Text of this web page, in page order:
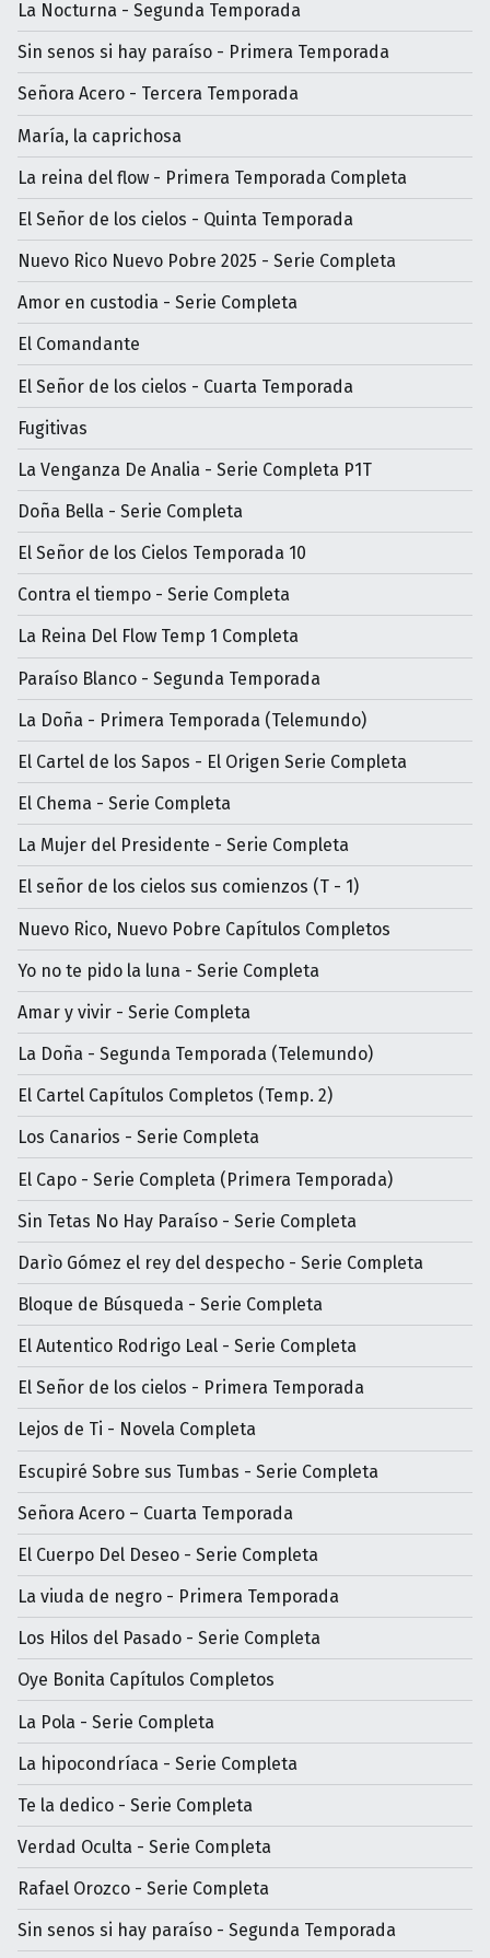
La Nocturna - Segunda Temporada
Sin senos si hay paraíso - Primera Temporada
Señora Acero - Tercera Temporada
María, la caprichosa
La reina del flow - Primera Temporada Completa
El Señor de los cielos - Quinta Temporada
Nuevo Rico Nuevo Pobre 2025 - Serie Completa
Amor en custodia - Serie Completa
El Comandante
El Señor de los cielos - Cuarta Temporada
Fugitivas
La Venganza De Analia - Serie Completa P1T
Doña Bella - Serie Completa
El Señor de los Cielos Temporada 10
Contra el tiempo - Serie Completa
La Reina Del Flow Temp 1 Completa
Paraíso Blanco - Segunda Temporada
La Doña - Primera Temporada (Telemundo)
El Cartel de los Sapos - El Origen Serie Completa
El Chema - Serie Completa
La Mujer del Presidente - Serie Completa
El señor de los cielos sus comienzos (T - 1)
Nuevo Rico, Nuevo Pobre Capítulos Completos
Yo no te pido la luna - Serie Completa
Amar y vivir - Serie Completa
La Doña - Segunda Temporada (Telemundo)
El Cartel Capítulos Completos (Temp. 2)
Los Canarios - Serie Completa
El Capo - Serie Completa (Primera Temporada)
Sin Tetas No Hay Paraíso - Serie Completa
Darìo Gómez el rey del despecho - Serie Completa
Bloque de Búsqueda - Serie Completa
El Autentico Rodrigo Leal - Serie Completa
El Señor de los cielos - Primera Temporada
Lejos de Ti - Novela Completa
Escupiré Sobre sus Tumbas - Serie Completa
Señora Acero – Cuarta Temporada
El Cuerpo Del Deseo - Serie Completa
La viuda de negro - Primera Temporada
Los Hilos del Pasado - Serie Completa
Oye Bonita Capítulos Completos
La Pola - Serie Completa
La hipocondríaca - Serie Completa
Te la dedico - Serie Completa
Verdad Oculta - Serie Completa
Rafael Orozco - Serie Completa
Sin senos si hay paraíso - Segunda Temporada